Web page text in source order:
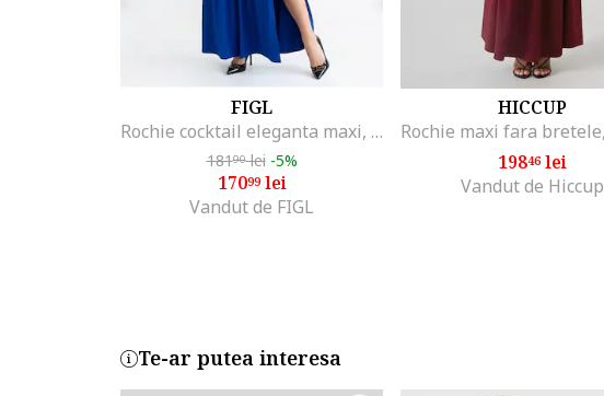
FIGL
Rochie cocktail eleganta maxi, fara maneci, croiala dreapta, de tip tub, cu decolteu drept - M1344, Albastru
18190lei -5%
17099lei
Vandut de FIGL
HICCUP
19846lei
Vandut de Hiccup
Te-ar putea interesa